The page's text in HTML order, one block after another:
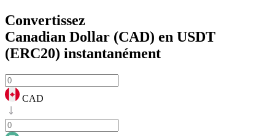
Convertissez
Canadian Dollar (CAD) en USDT
(ERC20) instantanément
CAD